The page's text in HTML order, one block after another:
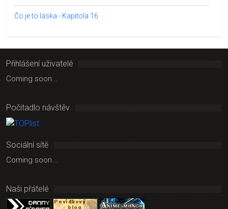
Čo je to láska - Kapitola 16
Přihlášení uživatelé
Coming soon...
Počitadlo návštěv
Sociální sítě
Coming soon...
Naši přátelé